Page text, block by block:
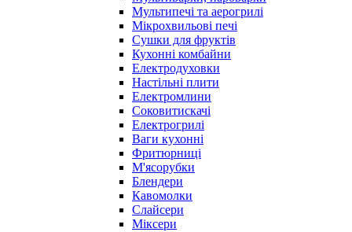
Мультипечі та аерогрилі
Мікрохвильові печі
Сушки для фруктів
Кухонні комбайни
Електродуховки
Настільні плити
Електромлини
Соковитискачі
Електрогрилі
Ваги кухонні
Фритюрниці
М'ясорубки
Блендери
Кавомолки
Слайсери
Міксери